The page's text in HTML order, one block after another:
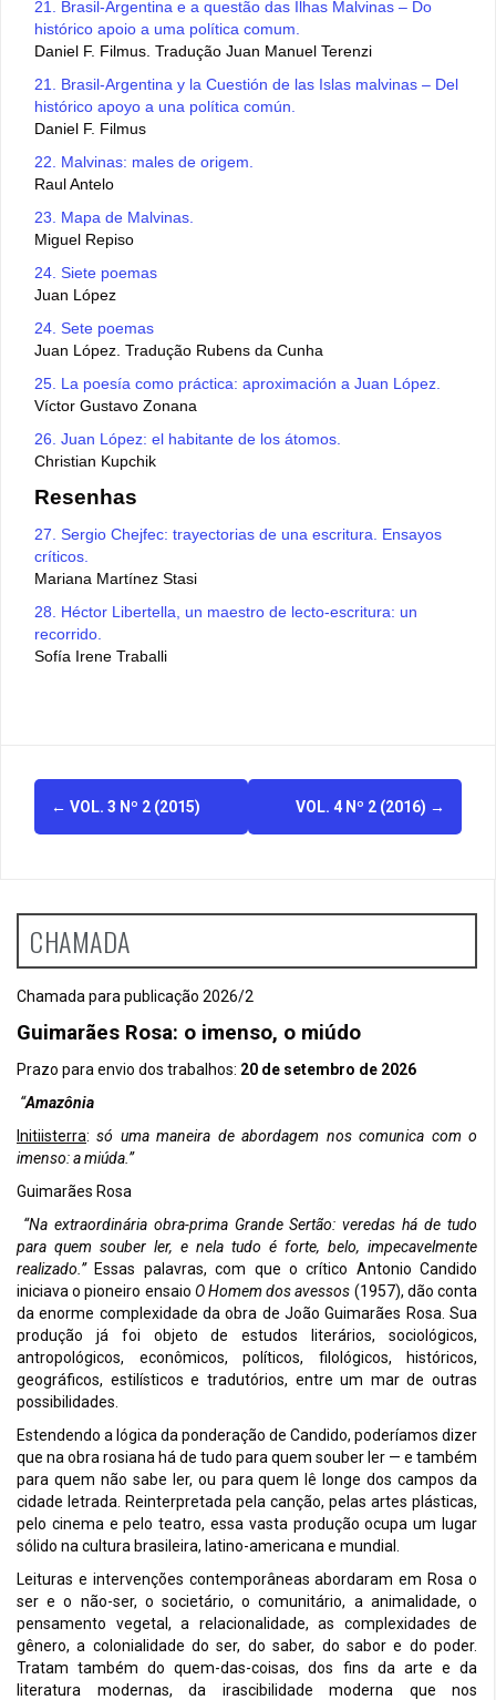
21. Brasil-Argentina e a questão das Ilhas Malvinas – Do
histórico apoio a uma política comum.
Daniel F. Filmus. Tradução Juan Manuel Terenzi
21. Brasil-Argentina y la Cuestión de las Islas malvinas – Del
histórico apoyo a una política común.
Daniel F. Filmus
22. Malvinas: males de origem.
Raul Antelo
23. Mapa de Malvinas.
Miguel Repiso
24. Siete poemas
Juan López
24. Sete poemas
Juan López. Tradução Rubens da Cunha
25. La poesía como práctica: aproximación a Juan López.
Víctor Gustavo Zonana
26. Juan López: el habitante de los átomos.
Christian Kupchik
Resenhas
27. Sergio Chejfec: trayectorias de una escritura. Ensayos
críticos.
Mariana Martínez Stasi
28. Héctor Libertella, un maestro de lecto-escritura: un
recorrido.
Sofía Irene Traballi
N
e
g
a
ç
ã
o
d
e
p
o
s
t
s
← VOL. 3 Nº 2 (2015) VOL. 4 Nº 2 (2016) →
CHAMADA
Chamada para publicação 2026/2
Guimarães Rosa: o imenso, o miúdo
Prazo para envio dos trabalhos: 20 de setembro de 2026
“Amazônia
Initiisterra: só uma maneira de abordagem nos comunica com o
imenso: a miúda.”
Guimarães Rosa
“Na extraordinária obra-prima Grande Sertão: veredas há de tudo
para quem souber ler, e nela tudo é forte, belo, impecavelmente
realizado.”Essas palavras, com que o crítico Antonio Candido
iniciava o pioneiro ensaio O Homem dos avessos (1957), dão conta
da enorme complexidade da obra de João Guimarães Rosa. Sua
produção já foi objeto de estudos literários, sociológicos,
antropológicos, econômicos, políticos, filológicos, históricos,
geográficos, estilísticos e tradutórios, entre um mar de outras
possibilidades.
Estendendo a lógica da ponderação de Candido, poderíamos dizer
que na obra rosiana há de tudo para quem souber ler — e também
para quem não sabe ler, ou para quem lê longe dos campos da
cidade letrada. Reinterpretada pela canção, pelas artes plásticas,
pelo cinema e pelo teatro, essa vasta produção ocupa um lugar
sólido na cultura brasileira, latino-americana e mundial.
Leituras e intervenções contemporâneas abordaram em Rosa o
ser e o não-ser, o societário, o comunitário, a animalidade, o
pensamento vegetal, a relacionalidade, as complexidades de
gênero, a colonialidade do ser, do saber, do sabor e do poder.
Tratam também do quem-das-coisas, dos fins da arte e da
literatura modernas, da irascibilidade moderna que nos